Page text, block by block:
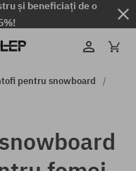
și beneficiați de o
pentru snowboard